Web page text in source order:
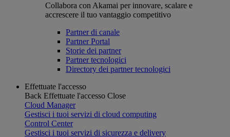
Collabora con Akamai per innovare, scalare e
accrescere il tuo vantaggio competitivo
Partner di canale
Partner Portal
Storie dei partner
Partner tecnologici
Directory dei partner tecnologici
Effettuate l'accesso
Back Effettuate l'accesso Close
Cloud Manager
Gestisci i tuoi servizi di cloud computing
Control Center
Gestisci i tuoi servizi di sicurezza e delivery